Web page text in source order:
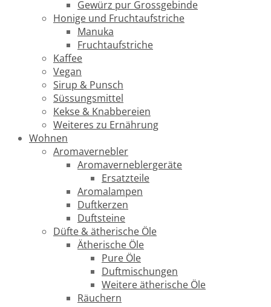
Gewürz pur Grossgebinde
Honige und Fruchtaufstriche
Manuka
Fruchtaufstriche
Kaffee
Vegan
Sirup & Punsch
Süssungsmittel
Kekse & Knabbereien
Weiteres zu Ernährung
Wohnen
Aromavernebler
Aromaverneblergeräte
Ersatzteile
Aromalampen
Duftkerzen
Duftsteine
Düfte & ätherische Öle
Ätherische Öle
Pure Öle
Duftmischungen
Weitere ätherische Öle
Räuchern